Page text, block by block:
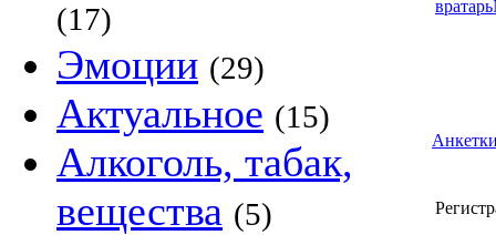
(17)
Эмоции (29)
Актуальное (15)
Алкоголь, табак,
вещества (5)